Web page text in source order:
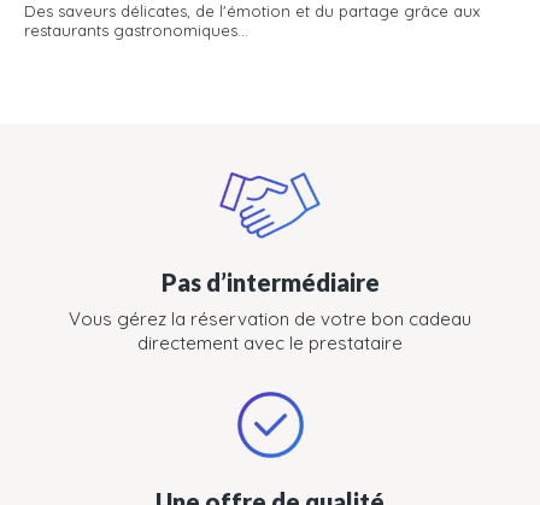
Des saveurs délicates, de l'émotion et du partage grâce aux
restaurants gastronomiques...
Pas d’intermédiaire
Vous gérez la réservation de votre bon cadeau
directement avec le prestataire